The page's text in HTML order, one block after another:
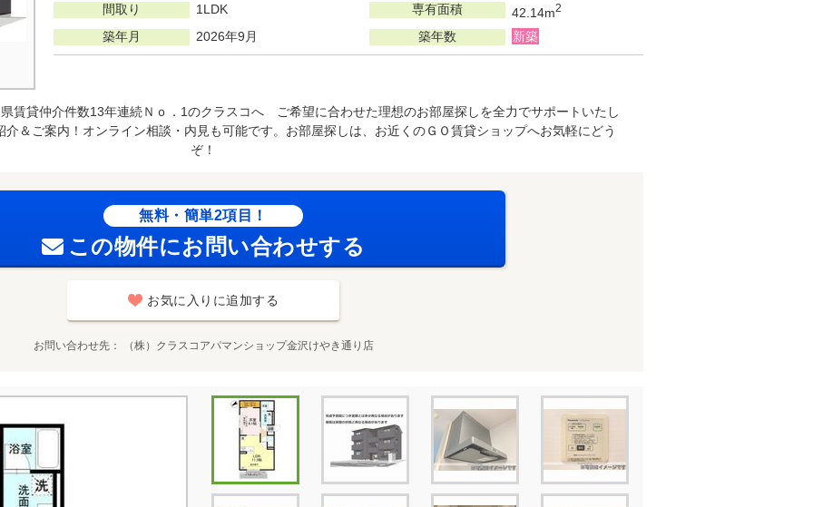
間取り 1LDK 専有面積 42.14m2
築年月 2026年9月 築年数 新築
賃貸仲介件数13年連続Ｎｏ．1のクラスコへ ご希望に合わせた理想のお部屋探しを全力でサポートいたし
＆ご案内！オンライン相談・内見も可能です。お部屋探しは、お近くのＧＯ賃貸ショップへお気軽にどう
ぞ！
無料・簡単2項目！
この物件にお問い合わせする
お気に入りに追加する
お問い合わせ先 （株）クラスコアパマンショップ金沢けやき通り店